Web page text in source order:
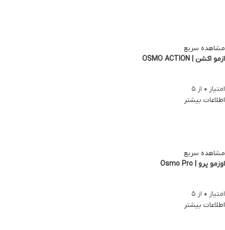
مشاهده سریع
ازمو اکشن | OSMO ACTION
امتیاز 0 از 5
اطلاعات بیشتر
مشاهده سریع
اوزمو پرو | Osmo Pro
امتیاز 0 از 5
اطلاعات بیشتر